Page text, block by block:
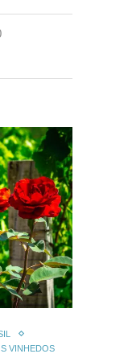
VINHEDOS